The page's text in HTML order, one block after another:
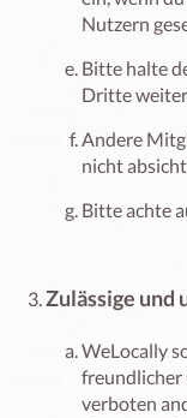
Nutzern
Bitte halte
Dritte
Andere
nicht
Bitte achte
Zulässige und
WeLocally
freundlicher
verboten